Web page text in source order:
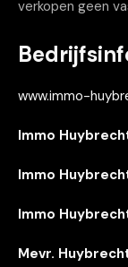
verkopen geen
www.immo-
Immo
Immo
Immo
Mevr.